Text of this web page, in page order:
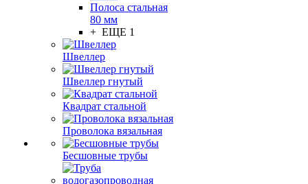
Полоса стальная
80 мм
+ ЕЩЕ 1
Швеллер
Швеллер гнутый
Квадрат стальной
Проволока вязальная
Бесшовные трубы